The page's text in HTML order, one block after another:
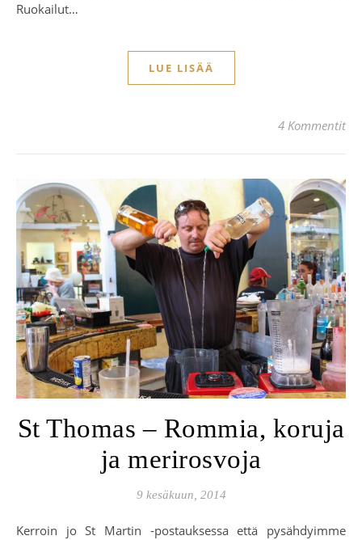
Ruokailut…
LUE LISÄÄ
4 Kommentit
St Thomas – Rommia, koruja
ja merirosvoja
9 kesäkuun, 2014
Kerroin jo St Martin -postauksessa että pysähdyimme